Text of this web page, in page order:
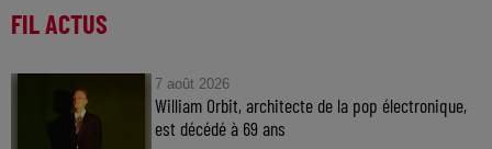
FIL ACTUS
7 août 2026
William Orbit, architecte de la pop électronique,
est décédé à 69 ans